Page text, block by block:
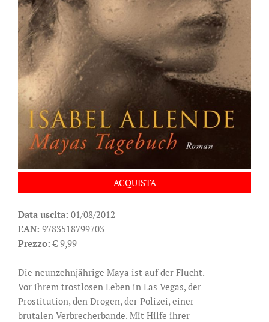
ACQUISTA
Data uscita: 01/08/2012
EAN: 9783518799703
Prezzo: € 9,99
Die neunzehnjährige Maya ist auf der Flucht.
Vor ihrem trostlosen Leben in Las Vegas, der
Prostitution, den Drogen, der Polizei, einer
brutalen Verbrecherbande. Mit Hilfe ihrer